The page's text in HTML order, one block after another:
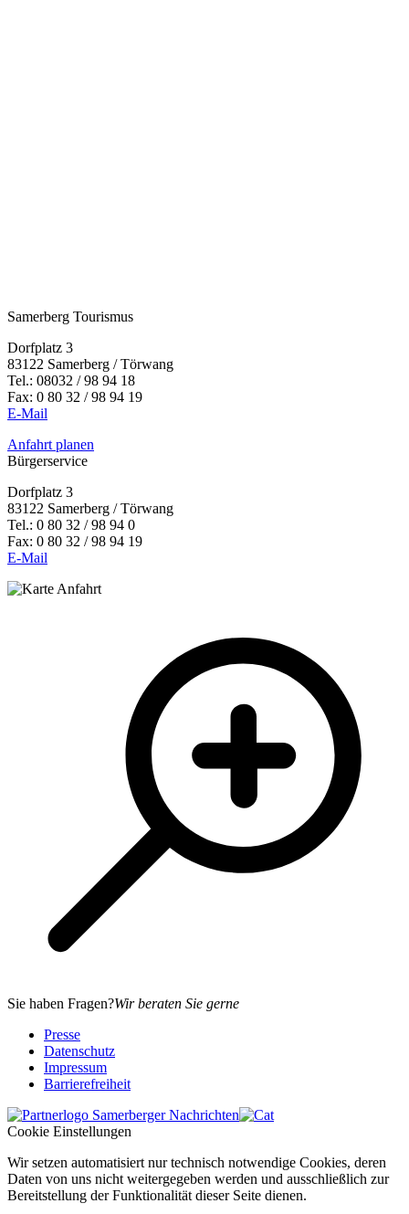
Samerberg Tourismus
Dorfplatz 3
83122 Samerberg / Törwang
Tel.: 08032 / 98 94 18
Fax: 0 80 32 / 98 94 19
E-Mail
Anfahrt planen
Bürgerservice
Dorfplatz 3
83122 Samerberg / Törwang
Tel.: 0 80 32 / 98 94 0
Fax: 0 80 32 / 98 94 19
E-Mail
Sie haben Fragen?Wir beraten Sie gerne
Presse
Datenschutz
Impressum
Barrierefreiheit
Cookie Einstellungen
Wir setzen automatisiert nur technisch notwendige Cookies, deren
Daten von uns nicht weitergegeben werden und ausschließlich zur
Bereitstellung der Funktionalität dieser Seite dienen.